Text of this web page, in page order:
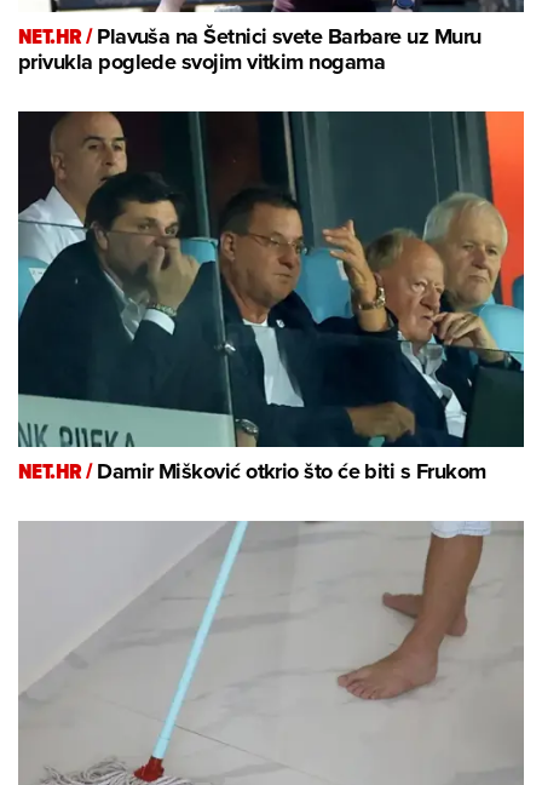
NET.HR /Plavuša na Šetnici svete Barbare uz Muru
privukla poglede svojim vitkim nogama
NET.HR /Damir Mišković otkrio što će biti s Frukom